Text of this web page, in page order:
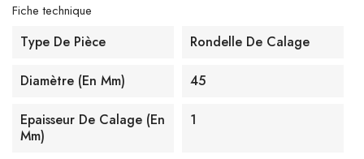
Fiche technique
Type De Pièce Rondelle De Calage
Diamètre (en Mm) 45
Epaisseur De Calage (en
Mm)
1